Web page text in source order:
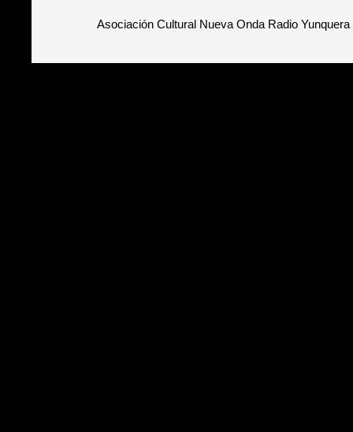
Asociación Cultural Nueva Onda Radio